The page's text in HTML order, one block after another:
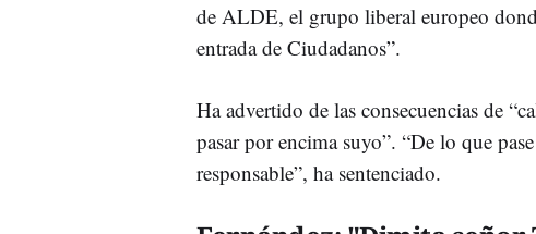
de ALDE, el grupo liberal europeo
entrada de Ciudadanos”.
Ha advertido de las consecuencias de
pasar por encima suyo”. “De lo que
responsable”, ha sentenciado.